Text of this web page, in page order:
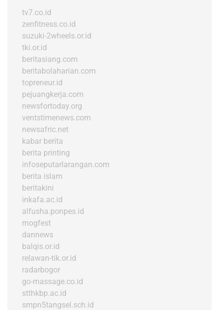
tv7.co.id
zenfitness.co.id
suzuki-2wheels.or.id
tki.or.id
beritasiang.com
beritabolaharian.com
topreneur.id
pejuangkerja.com
newsfortoday.org
ventstimenews.com
newsafric.net
kabar berita
berita printing
infoseputarlarangan.com
berita islam
beritakini
inkafa.ac.id
alfusha.ponpes.id
mogfest
dannews
balqis.or.id
relawan-tik.or.id
radarbogor
go-massage.co.id
stthkbp.ac.id
smpn5tangsel.sch.id